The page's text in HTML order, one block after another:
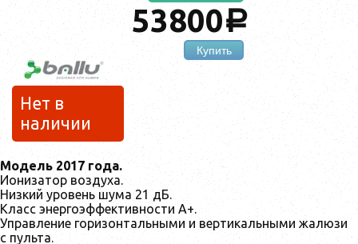
53800a
Купить
Нет в
наличии
Модель 2017 года.
Ионизатор воздуха.
Низкий уровень шума 21 дБ.
Класс энергоэффективности А+.
Управление горизонтальными и вертикальными жалюзи
с пульта.